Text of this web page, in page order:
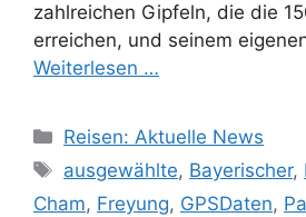
zahlreichen Gipfeln, die die
erreichen, und seinem
Weiterlesen …
Kategorien
Reisen: Aktuelle News
Schlagwörter
ausgewählte, Bayerischer,
Cham, Freyung, GPSDaten,